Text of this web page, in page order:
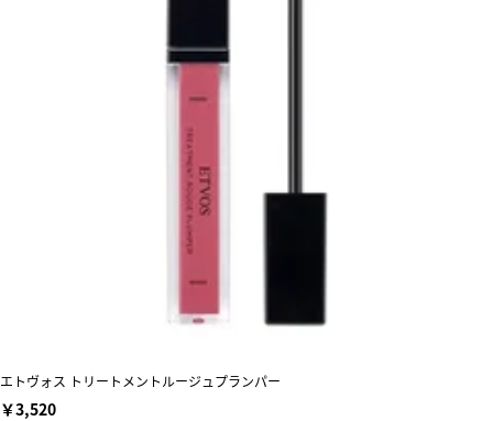
エトヴォス トリートメントルージュプランパー
￥3,520